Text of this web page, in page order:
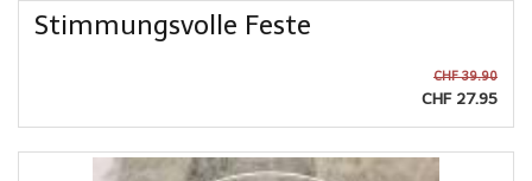
Stimmungsvolle Feste
CHF 39.90
CHF 27.95